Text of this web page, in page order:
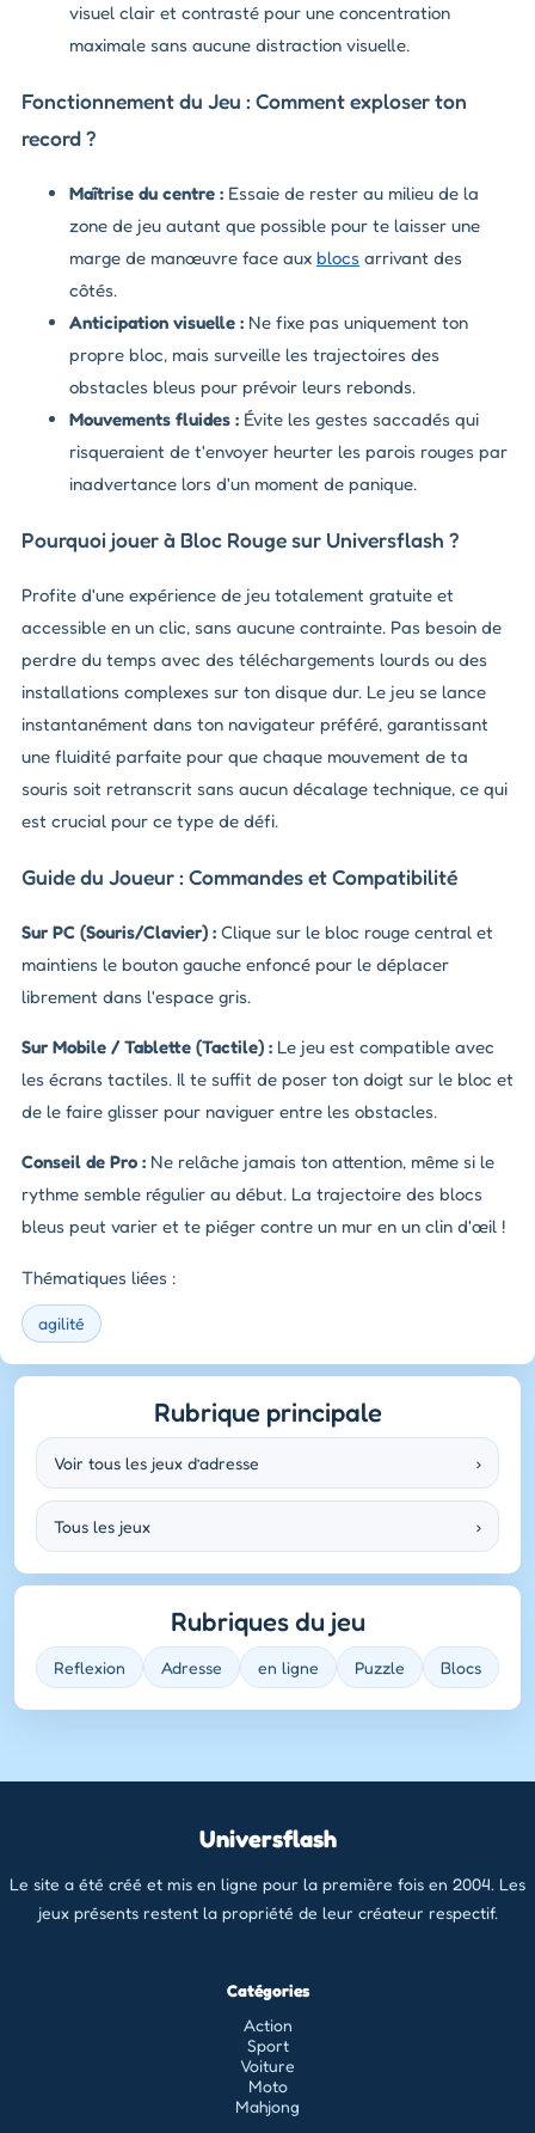
visuel clair et contrasté pour une concentration
maximale sans aucune distraction visuelle.
Fonctionnement du Jeu : Comment exploser ton
record ?
Maîtrise du centre : Essaie de rester au milieu de la
zone de jeu autant que possible pour te laisser une
marge de manœuvre face aux blocs arrivant des
côtés.
Anticipation visuelle : Ne fixe pas uniquement ton
propre bloc, mais surveille les trajectoires des
obstacles bleus pour prévoir leurs rebonds.
Mouvements fluides : Évite les gestes saccadés qui
risqueraient de t'envoyer heurter les parois rouges par
inadvertance lors d'un moment de panique.
Pourquoi jouer à Bloc Rouge sur Universflash ?
Profite d'une expérience de jeu totalement gratuite et
accessible en un clic, sans aucune contrainte. Pas besoin de
perdre du temps avec des téléchargements lourds ou des
installations complexes sur ton disque dur. Le jeu se lance
instantanément dans ton navigateur préféré, garantissant
une fluidité parfaite pour que chaque mouvement de ta
souris soit retranscrit sans aucun décalage technique, ce qui
est crucial pour ce type de défi.
Guide du Joueur : Commandes et Compatibilité
Sur PC (Souris/Clavier) : Clique sur le bloc rouge central et
maintiens le bouton gauche enfoncé pour le déplacer
librement dans l'espace gris.
Sur Mobile / Tablette (Tactile) : Le jeu est compatible avec
les écrans tactiles. Il te suffit de poser ton doigt sur le bloc et
de le faire glisser pour naviguer entre les obstacles.
Conseil de Pro : Ne relâche jamais ton attention, même si le
rythme semble régulier au début. La trajectoire des blocs
bleus peut varier et te piéger contre un mur en un clin d'œil !
Thématiques liées :
agilité
Rubrique principale
Voir tous les jeux d’adresse ›
Tous les jeux ›
Rubriques du jeu
Reflexion Adresse en ligne Puzzle Blocs
Universflash
Le site a été créé et mis en ligne pour la première fois en 2004. Les
jeux présents restent la propriété de leur créateur respectif.
Catégories
Action
Sport
Voiture
Moto
Mahjong